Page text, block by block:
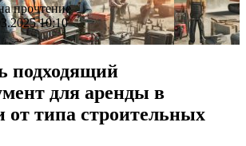
прочтение
10:10
подходящий
для аренды в
от типа строительных